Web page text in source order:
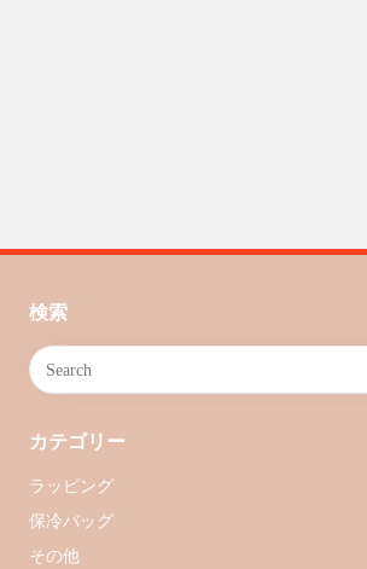
検索
カテゴリー
ラッピング
保冷バッグ
その他